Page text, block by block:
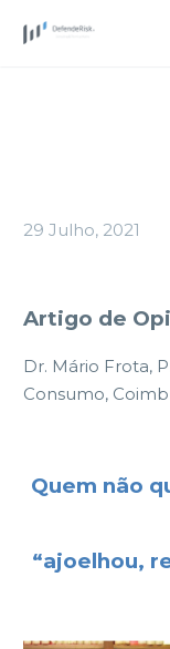
29 Julho, 2021
Artigo de
Dr. Mário Frota,
Consumo,
Quem não
“ajoelhou,